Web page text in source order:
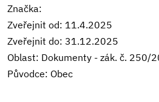
Značka:
Zveřejnit od: 11.4.2025
Zveřejnit do: 31.12.2025
Oblast: Dokumenty - zák. č. 250/
Původce: Obec